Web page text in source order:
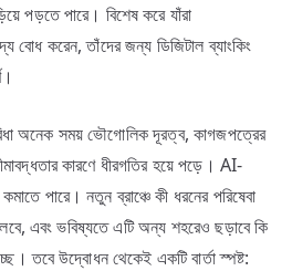
পড়তে পারে। বিশেষ করে যাঁরা
বোধ করেন, তাঁদের জন্য ডিজিটাল ব্যাংকিং
অনেক সময় ভৌগোলিক দূরত্ব, কাগজপত্রের
কারণে ধীরগতির হয়ে পড়ে। AI-
পারে। নতুন ব্রাঞ্চে কী ধরনের পরিষেবা
এবং ভবিষ্যতে এটি অন্য শহরেও ছড়াবে কি
তবে উদ্বোধন থেকেই একটি বার্তা স্পষ্ট: